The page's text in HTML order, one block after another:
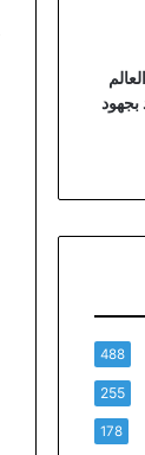
488
255
178